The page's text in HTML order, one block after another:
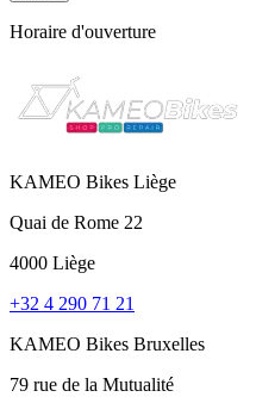
Horaire d'ouverture
KAMEO Bikes Liège
Quai de Rome 22
4000 Liège
+32 4 290 71 21
KAMEO Bikes Bruxelles
79 rue de la Mutualité